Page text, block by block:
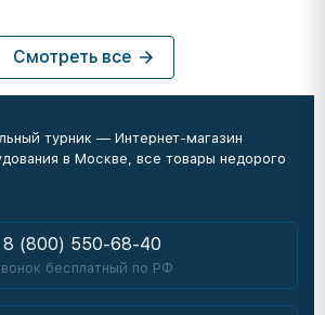
Смотреть все
турник — Интернет-магазин
в Москве, все товары недорого
8 (800) 550-68-40
бесплатный по РФ